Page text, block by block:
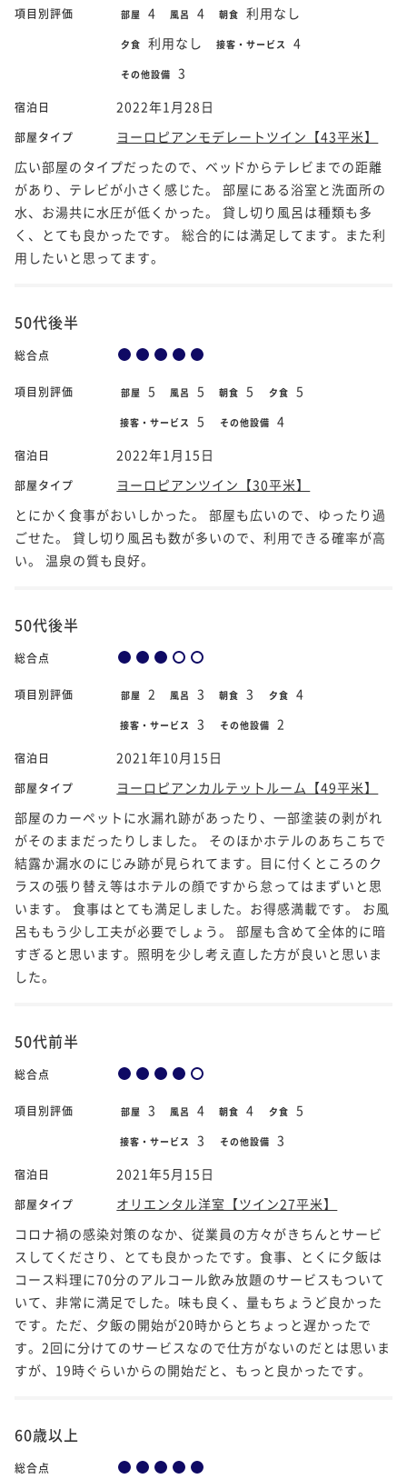
項目別評価 部屋 4 風呂 4 朝食 利用なし
夕食 利用なし 接客・サービス 4
その他設備 3
宿泊日 2022年1月28日
部屋タイプ
ヨーロピアンモデレートツイン【43平米】
広い部屋のタイプだったので、ベッドからテレビまでの距離
があり、テレビが小さく感じた。 部屋にある浴室と洗面所の
水、お湯共に水圧が低くかった。 貸し切り風呂は種類も多
く、とても良かったです。 総合的には満足してます。また利
用したいと思ってます。
50代後半
総合点
項目別評価 部屋 5 風呂 5 朝食 5 夕食 5
接客・サービス 5 その他設備 4
宿泊日 2022年1月15日
部屋タイプ
ヨーロピアンツイン【30平米】
とにかく食事がおいしかった。 部屋も広いので、ゆったり過
ごせた。 貸し切り風呂も数が多いので、利用できる確率が高
い。 温泉の質も良好。
50代後半
総合点
項目別評価 部屋 2 風呂 3 朝食 3 夕食 4
接客・サービス 3 その他設備 2
宿泊日 2021年10月15日
部屋タイプ
ヨーロピアンカルテットルーム【49平米】
部屋のカーペットに水漏れ跡があったり、一部塗装の剥がれ
がそのままだったりしました。 そのほかホテルのあちこちで
結露か漏水のにじみ跡が見られてます。目に付くところのク
ラスの張り替え等はホテルの顔ですから怠ってはまずいと思
います。 食事はとても満足しました。お得感満載です。 お風
呂ももう少し工夫が必要でしょう。 部屋も含めて全体的に暗
すぎると思います。照明を少し考え直した方が良いと思いま
した。
50代前半
総合点
項目別評価 部屋 3 風呂 4 朝食 4 夕食 5
接客・サービス 3 その他設備 3
宿泊日 2021年5月15日
部屋タイプ
オリエンタル洋室【ツイン27平米】
コロナ禍の感染対策のなか、従業員の方々がきちんとサービ
スしてくださり、とても良かったです。食事、とくに夕飯は
コース料理に70分のアルコール飲み放題のサービスもついて
いて、非常に満足でした。味も良く、量もちょうど良かった
です。ただ、夕飯の開始が20時からとちょっと遅かったで
す。2回に分けてのサービスなので仕方がないのだとは思いま
すが、19時ぐらいからの開始だと、もっと良かったです。
60歳以上
総合点